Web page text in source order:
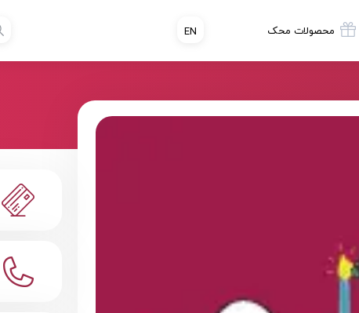
محصولات محک EN